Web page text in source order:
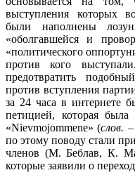
выступления которых
были наполнены
«оболгавшейся и
«политического
против кого
предотвратить
против вступления
за 24 часа в интернете
петицией, которая была
«Nievmojommene» (слов.
по этому поводу стали
членов (М. Беблав, К.
которые заявили о